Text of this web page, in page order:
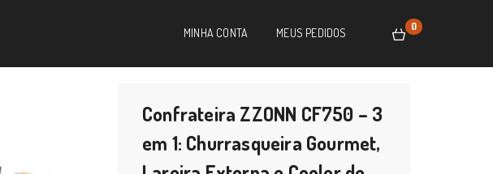
0
MINHA CONTA MEUS PEDIDOS
Confrateira ZZONN CF750 – 3
em 1: Churrasqueira Gourmet,